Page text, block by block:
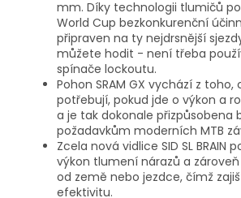
mm. Díky technologii tlumičů
World Cup bezkonkurenční
připraven na ty nejdrsnější
můžete hodit - není třeba
spínače lockoutu.
Pohon SRAM GX vychází z
potřebují, pokud jde o výkon a
a je tak dokonale přizpůsobena
požadavkům moderních MTB
Zcela nová vidlice SID SL BRAIN
výkon tlumení nárazů a
od země nebo jezdce, čímž
efektivitu.